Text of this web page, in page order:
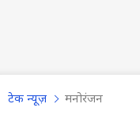
टेक न्यूज़ मनोरंजन